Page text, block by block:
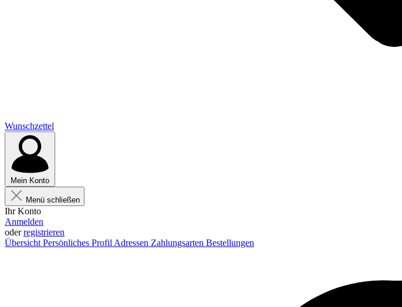
Wunschzettel
Mein Konto
Menü schließen
Ihr Konto
Anmelden
oderregistrieren
Übersicht Persönliches Profil Adressen Zahlungsarten Bestellungen